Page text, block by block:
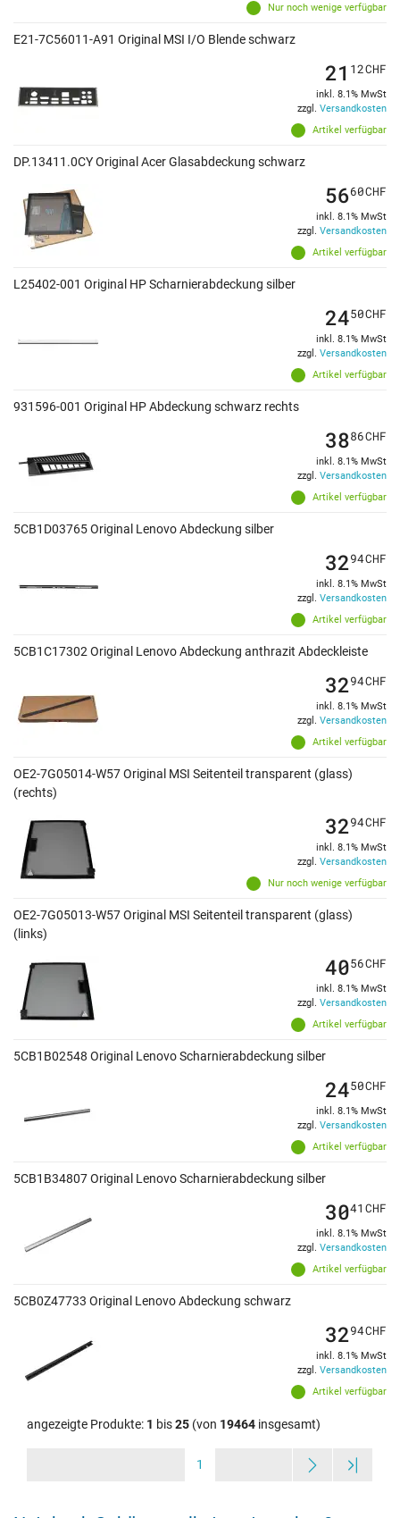
Nur noch wenige verfügbar
E21-7C56011-A91 Original MSI I/O Blende schwarz
Artikel verfügbar
21 12CHF
inkl. 8.1% MwSt
zzgl. Versandkosten
DP.13411.0CY Original Acer Glasabdeckung schwarz
Artikel verfügbar
5660CHF
inkl. 8.1% MwSt
zzgl. Versandkosten
L25402-001 Original HP Scharnierabdeckung silber
Artikel verfügbar
2450CHF
inkl. 8.1% MwSt
zzgl. Versandkosten
931596-001 Original HP Abdeckung schwarz rechts
Artikel verfügbar
3886CHF
inkl. 8.1% MwSt
zzgl. Versandkosten
5CB1D03765 Original Lenovo Abdeckung silber
Artikel verfügbar
3294CHF
inkl. 8.1% MwSt
zzgl. Versandkosten
5CB1C17302 Original Lenovo Abdeckung anthrazit Abdeckleiste
Artikel verfügbar
3294CHF
inkl. 8.1% MwSt
zzgl. Versandkosten
OE2-7G05014-W57 Original MSI Seitenteil transparent (glass)
(rechts)
Nur noch wenige verfügbar
3294CHF
inkl. 8.1% MwSt
zzgl. Versandkosten
OE2-7G05013-W57 Original MSI Seitenteil transparent (glass)
(links)
Artikel verfügbar
4056CHF
inkl. 8.1% MwSt
zzgl. Versandkosten
5CB1B02548 Original Lenovo Scharnierabdeckung silber
Artikel verfügbar
2450CHF
inkl. 8.1% MwSt
zzgl. Versandkosten
5CB1B34807 Original Lenovo Scharnierabdeckung silber
Artikel verfügbar
3041 CHF
inkl. 8.1% MwSt
zzgl. Versandkosten
5CB0Z47733 Original Lenovo Abdeckung schwarz
Artikel verfügbar
3294CHF
inkl. 8.1% MwSt
zzgl. Versandkosten
angezeigte Produkte: 1 bis25 (von 19464 insgesamt)
1